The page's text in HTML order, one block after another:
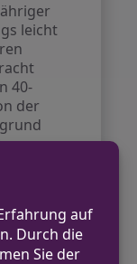
leicht
40-
der